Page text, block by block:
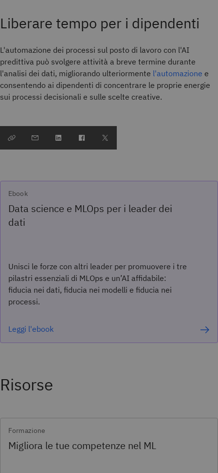
Liberare tempo per i dipendenti
L'automazione dei processi sul posto di lavoro con l'AI
predittiva può svolgere attività a breve termine durante
l'analisi dei dati, migliorando ulteriormente l'automazione e
consentendo ai dipendenti di concentrare le proprie energie
sui processi decisionali e sulle scelte creative.
Ebook
Data science e MLOps per i leader dei
dati
Unisci le forze con altri leader per promuovere i tre
pilastri essenziali di MLOps e un’AI affidabile:
fiducia nei dati, fiducia nei modelli e fiducia nei
processi.
Leggi l'ebook
Risorse
Formazione
Migliora le tue competenze nel ML